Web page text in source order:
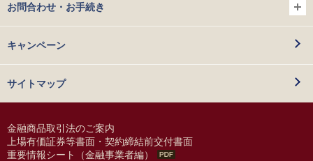
お問合わせ・お手続き
キャンペーン
サイトマップ
金融商品取引法のご案内
上場有価証券等書面・契約締結前交付書面
重要情報シート（金融事業者編）